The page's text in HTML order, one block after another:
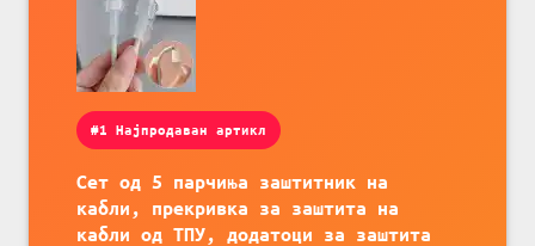
#1 Најпродаван артикл
Сет од 5 парчиња заштитник на
кабли, прекривка за заштита на
кабли од ТПУ, додатоци за заштита